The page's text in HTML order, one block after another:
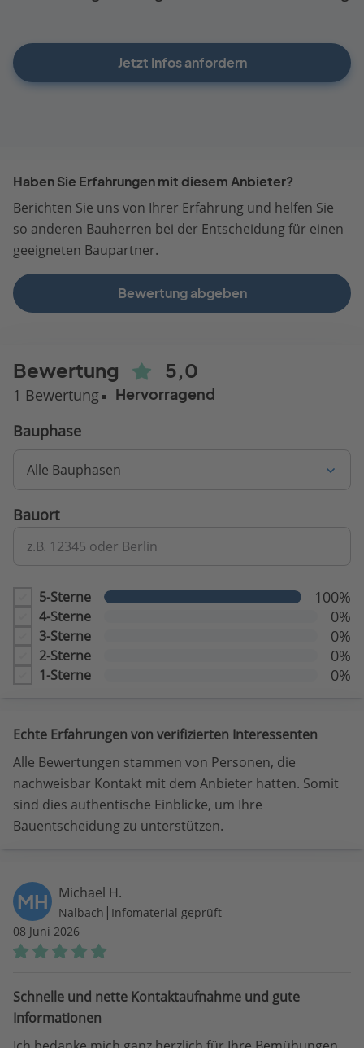
Jetzt Infos anfordern
Haben Sie Erfahrungen mit diesem Anbieter?
Berichten Sie uns von Ihrer Erfahrung und helfen Sie
so anderen Bauherren bei der Entscheidung für einen
geeigneten Baupartner.
Bewertung abgeben
Bewertung 5,0
1 Bewertung Hervorragend
Bauphase
Alle Bauphasen
Bauort
z.B. 12345 oder Berlin
5-Sterne 100%
4-Sterne 0%
3-Sterne 0%
2-Sterne 0%
1-Sterne 0%
Echte Erfahrungen von verifizierten Interessenten
Alle Bewertungen stammen von Personen, die
nachweisbar Kontakt mit dem Anbieter hatten. Somit
sind dies authentische Einblicke, um Ihre
Bauentscheidung zu unterstützen.
MH Michael H.
Nalbach | Infomaterial geprüft
08 Juni 2026
Schnelle und nette Kontaktaufnahme und gute
Informationen